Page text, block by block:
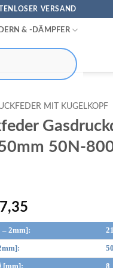
VERSAND
& -DÄMPFER
MIT KUGELKOPF
50N-
– 2mm]:
[mm]:
8